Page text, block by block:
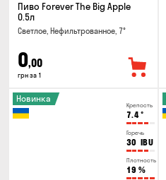
Пиво Forever The Big Apple
0.5л
Светлое, Нефильтрованное, 7°
0,00
грн за 1
Крепость
7.4°
Горечь
30 IBU
Плотность
19 %
Новинка